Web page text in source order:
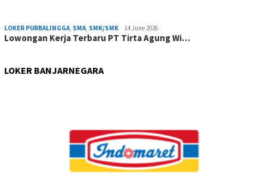
LOKER PURBALINGGA SMA SMK/SMK 14 June 2026
Lowongan Kerja Terbaru PT Tirta Agung Wi…
LOKER BANJARNEGARA